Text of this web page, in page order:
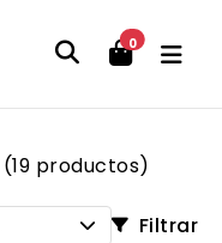
0
(19 productos)
Filtrar